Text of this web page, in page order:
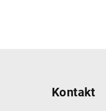
Kontakt